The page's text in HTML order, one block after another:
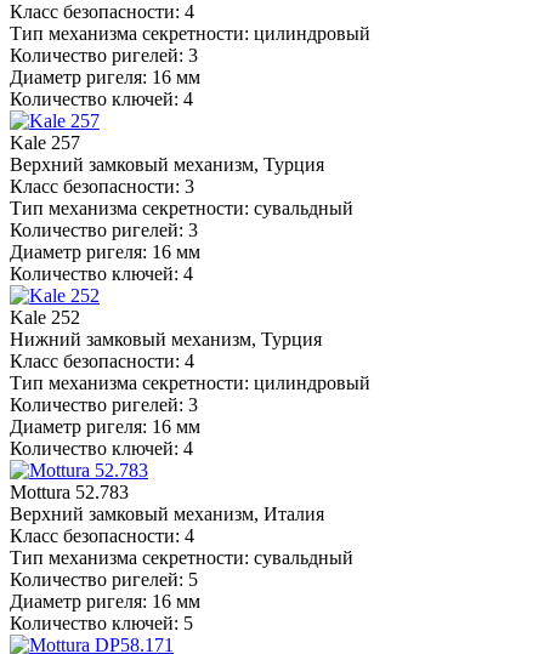
Класс безопасности: 4
Тип механизма секретности: цилиндровый
Количество ригелей: 3
Диаметр ригеля: 16 мм
Количество ключей: 4
Kale 257
Верхний замковый механизм, Турция
Класс безопасности: 3
Тип механизма секретности: сувальдный
Количество ригелей: 3
Диаметр ригеля: 16 мм
Количество ключей: 4
Kale 252
Нижний замковый механизм, Турция
Класс безопасности: 4
Тип механизма секретности: цилиндровый
Количество ригелей: 3
Диаметр ригеля: 16 мм
Количество ключей: 4
Mottura 52.783
Верхний замковый механизм, Италия
Класс безопасности: 4
Тип механизма секретности: сувальдный
Количество ригелей: 5
Диаметр ригеля: 16 мм
Количество ключей: 5